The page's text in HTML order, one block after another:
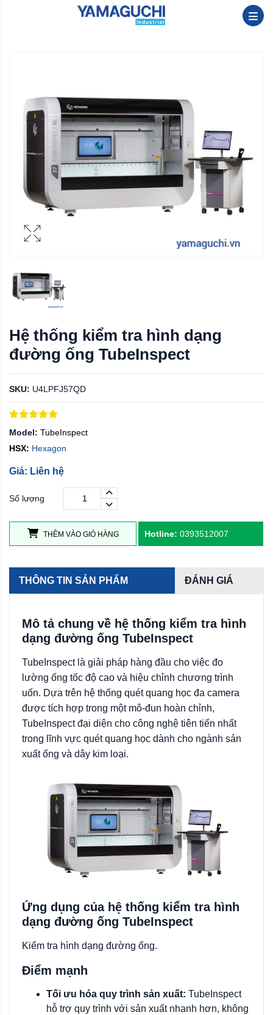
Hệ thống kiểm tra hình dạng
đường ống TubeInspect
SKU: U4LPFJ57QD
Model: TubeInspect
HSX: Hexagon
Giá: Liên hệ
Số lượng
THÊM VÀO GIỎ HÀNG Hotline: 0393512007
THÔNG TIN SẢN PHẨM ĐÁNH GIÁ
Mô tả chung về hệ thống kiểm tra hình
dạng đường ống TubeInspect
TubeInspect là giải pháp hàng đầu cho việc đo
lường ống tốc độ cao và hiệu chỉnh chương trình
uốn. Dựa trên hệ thống quét quang học đa camera
được tích hợp trong một mô-đun hoàn chỉnh,
TubeInspect đại diện cho công nghệ tiên tiến nhất
trong lĩnh vực quét quang học dành cho ngành sản
xuất ống và dây kim loại.
Ứng dụng của hệ thống kiểm tra hình
dạng đường ống TubeInspect
Kiểm tra hình dạng đường ống.
Điểm mạnh
Tối ưu hóa quy trình sản xuất: TubeInspect
hỗ trợ quy trình với sản xuất nhanh hơn, không